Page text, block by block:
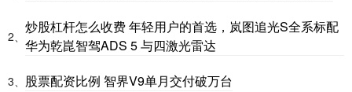
2、
炒股杠杆怎么收费 年轻用户的首选，岚图追光S全系标配
华为乾崑智驾ADS 5 与四激光雷达
3、 股票配资比例 智界V9单月交付破万台